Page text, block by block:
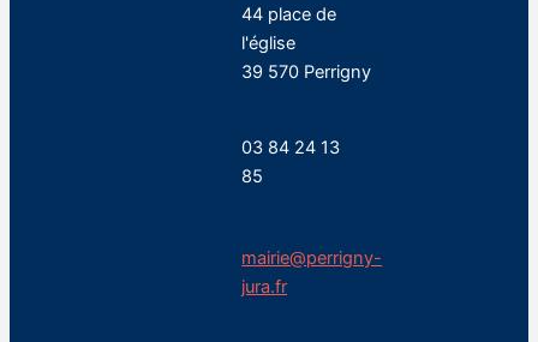
44 place de
l'église
39 570 Perrigny
03 84 24 13
85
mairie@perrigny-
jura.fr